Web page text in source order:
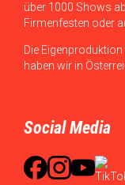
über 1000 Shows
Firmenfesten oder
Die
haben wir in
Social Media